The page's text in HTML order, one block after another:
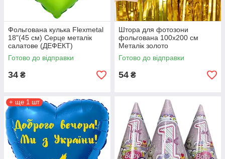
Фольгована кулька Flexmetal
18"(45 см) Серце металік
салатове (ДЕФЕКТ)
Готово до відправки
34 ₴
Штора для фотозони
фольгована 100х200 см
Металік золото
Готово до відправки
54 ₴
+ ще 1 шт